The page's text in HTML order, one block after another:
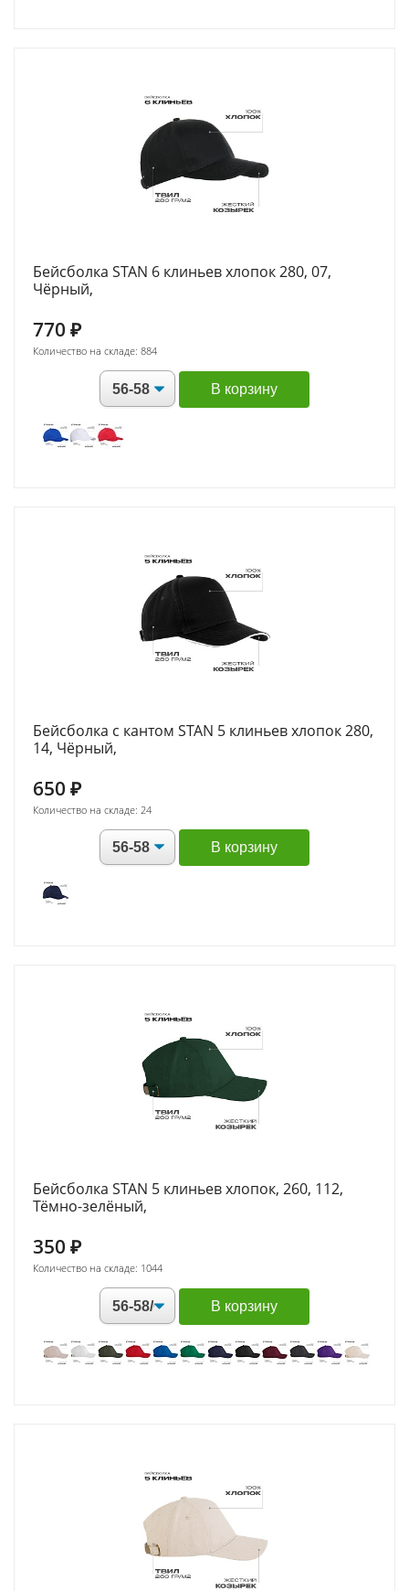
Бейсболка STAN 6 клиньев хлопок 280, 07,
Чёрный,
770 ₽
Количество на складе: 884
В корзину
Бейсболка с кантом STAN 5 клиньев хлопок 280,
14, Чёрный,
650 ₽
Количество на складе: 24
В корзину
Бейсболка STAN 5 клиньев хлопок, 260, 112,
Тёмно-зелёный,
350 ₽
Количество на складе: 1044
В корзину